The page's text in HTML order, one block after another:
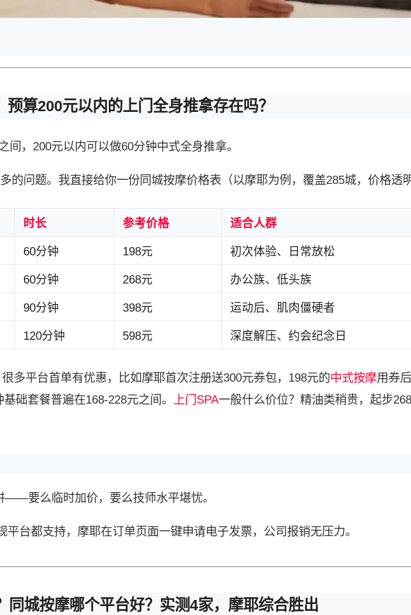
算200元以内的上门全身推拿存在吗？
，200元以内可以做60分钟中式全身推拿。
的问题。我直接给你一份同城按摩价格表（以摩耶为例，覆盖285城，价格透
时长 参考价格 适合人群
60分钟 198元 初次体验、日常放松
60分钟 268元 办公族、低头族
90分钟 398元 运动后、肌肉僵硬者
120分钟 598元 深度解压、约会纪念日
多平台首单有优惠，比如摩耶首次注册送300元券包，198元的中式按摩用券
础套餐普遍在168-228元之间。 上门SPA一般什么价位？精油类稍贵，起步
——要么临时加价，要么技师水平堪忧。
平台都支持，摩耶在订单页面一键申请电子发票，公司报销无压力。
同城按摩哪个平台好？实测4家，摩耶综合胜出